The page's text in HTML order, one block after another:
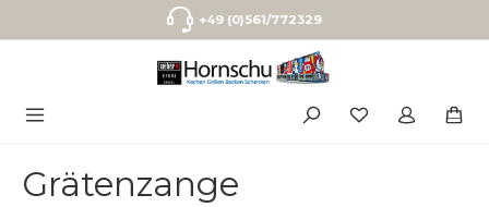
Zum Hauptinhalt springen+49 (0)561/772329
Grätenzange